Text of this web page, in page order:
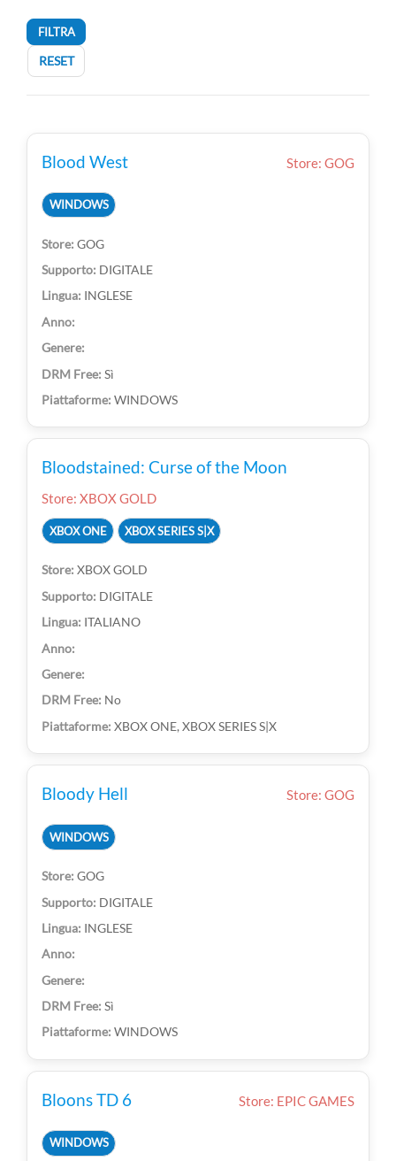
FILTRA
RESET
Blood West Store: GOG
WINDOWS
GOG
DIGITALE
INGLESE
Sì
WINDOWS
Bloodstained: Curse of the Moon
Store: XBOX GOLD
XBOX ONE XBOX SERIES S|X
XBOX GOLD
DIGITALE
ITALIANO
No
XBOX ONE, XBOX SERIES S|X
Bloody Hell Store: GOG
WINDOWS
GOG
DIGITALE
INGLESE
Sì
WINDOWS
Bloons TD 6 Store: EPIC GAMES
WINDOWS